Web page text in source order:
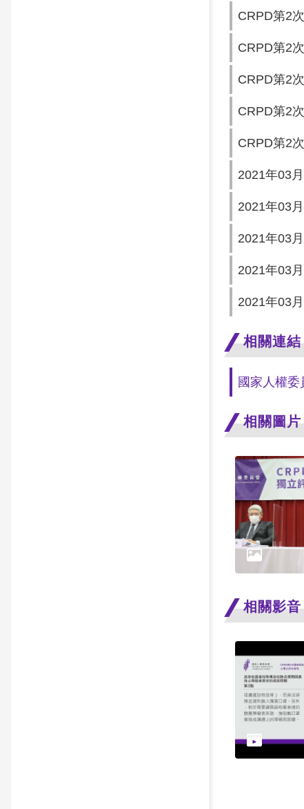
CRPD第2
CRPD第2
CRPD第2
CRPD第2
CRPD第2
2021年03
2021年03
2021年03
2021年03
2021年03
相關連結
國家人權
相關圖片
相關影音